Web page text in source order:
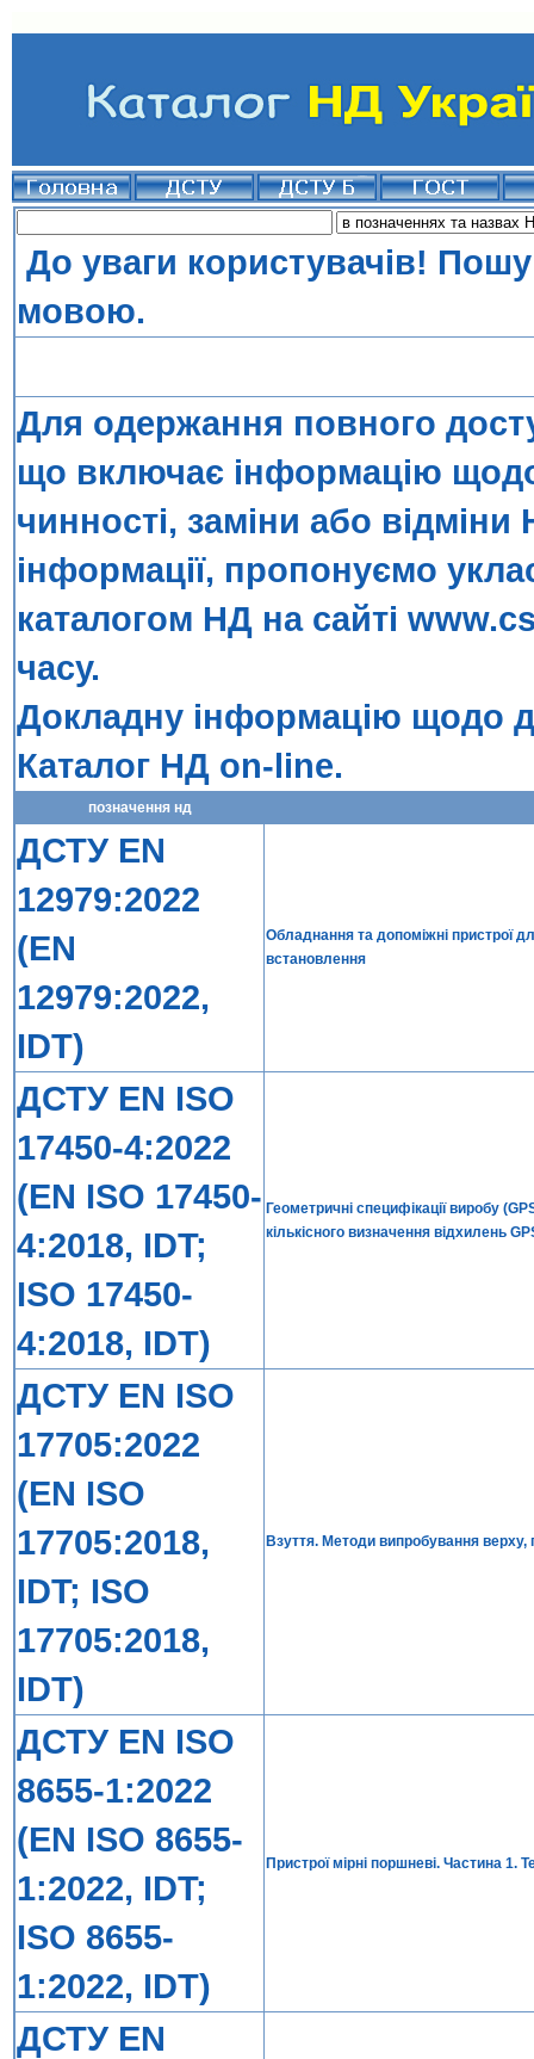
До уваги користувачів!
мовою.
Для одержання повного
що включає інформацію
чинності, заміни або
інформації, пропонуємо
каталогом НД на сайті
часу.
Докладну інформацію щодо
Каталог НД on-line.
позначення нд
ДСТУ EN
12979:2022
(EN
12979:2022,
IDT)
Обладнання та допоміжні пристрої
встановлення
ДСТУ EN ISO
17450-4:2022
(EN ISO 17450-
4:2018, IDT;
ISO 17450-
4:2018, IDT)
Геометричні специфікації виробу
кількісного визначення відхилень
ДСТУ EN ISO
17705:2022
(EN ISO
17705:2018,
IDT; ISO
17705:2018,
IDT)
Взуття. Методи випробування верху,
ДСТУ EN ISO
8655-1:2022
(EN ISO 8655-
1:2022, IDT;
ISO 8655-
1:2022, IDT)
Пристрої мірні поршневі. Частина 1.
ДСТУ EN